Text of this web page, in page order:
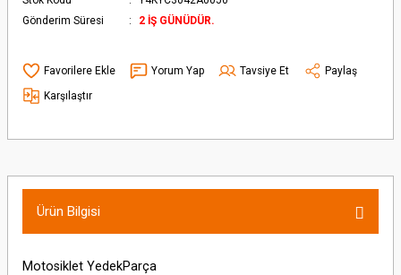
Gönderim Süresi
2 İŞ GÜNÜDÜR.
Yorum Yap Tavsiye Et
Paylaş
Karşılaştır
Ürün Bilgisi
Motosiklet YedekParça